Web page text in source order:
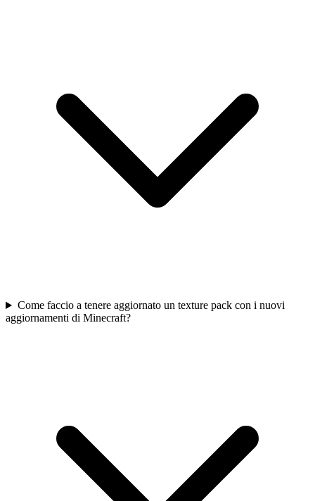
Come faccio a tenere aggiornato un texture pack con i nuovi
aggiornamenti di Minecraft?